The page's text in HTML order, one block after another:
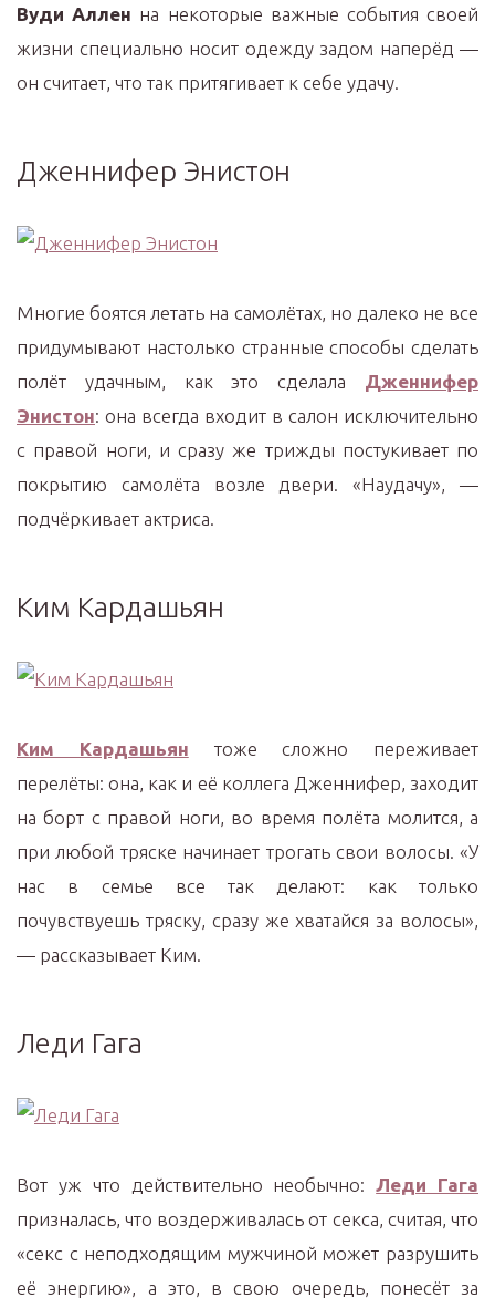
Вуди Аллен на некоторые важные события своей
жизни специально носит одежду задом наперёд —
он считает, что так притягивает к себе удачу.
Дженнифер Энистон
Многие боятся летать на самолётах, но далеко не все
придумывают настолько странные способы сделать
полёт удачным, как это сделала Дженнифер
Энистон: она всегда входит в салон исключительно
с правой ноги, и сразу же трижды постукивает по
покрытию самолёта возле двери. «Наудачу», —
подчёркивает актриса.
Ким Кардашьян
Ким Кардашьян тоже сложно переживает
перелёты: она, как и её коллега Дженнифер, заходит
на борт с правой ноги, во время полёта молится, а
при любой тряске начинает трогать свои волосы. «У
нас в семье все так делают: как только
почувствуешь тряску, сразу же хватайся за волосы»,
— рассказывает Ким.
Леди Гага
Вот уж что действительно необычно:Леди Гага
призналась, что воздерживалась от секса, считая, что
«секс с неподходящим мужчиной может разрушить
её энергию», а это, в свою очередь, понесёт за